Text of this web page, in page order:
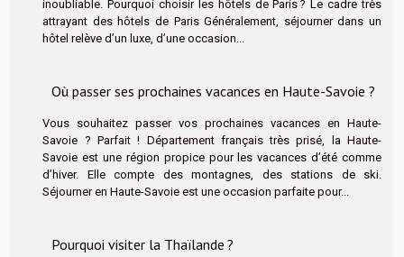
inoubliable. Pourquoi choisir les hôtels de Paris ? Le cadre très
attrayant des hôtels de Paris Généralement, séjourner dans un
hôtel relève d’un luxe, d’une occasion...
Où passer ses prochaines vacances en Haute-Savoie ?
Vous souhaitez passer vos prochaines vacances en Haute-
Savoie ? Parfait ! Département français très prisé, la Haute-
Savoie est une région propice pour les vacances d’été comme
d’hiver. Elle compte des montagnes, des stations de ski.
Séjourner en Haute-Savoie est une occasion parfaite pour...
Pourquoi visiter la Thaïlande ?